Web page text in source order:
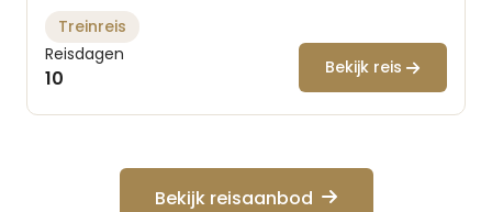
Treinreis
Reisdagen
10 Bekijk reis
Bekijk reisaanbod